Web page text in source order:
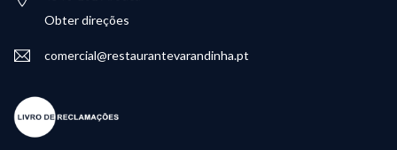
Obter direções
comercial@restaurantevarandinha.pt